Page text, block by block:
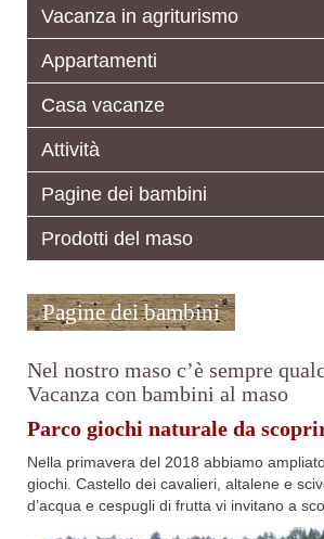
Vacanza in agriturismo
Appartamenti
Casa vacanze
Attività
Pagine dei bambini
Prodotti del maso
Pagine dei bambini
Nel nostro maso c’è sempre
Vacanza con bambini al maso
Parco giochi naturale da
Nella primavera del 2018 abbiamo
giochi. Castello dei cavalieri, altalene e
d’acqua e cespugli di frutta vi invitano a